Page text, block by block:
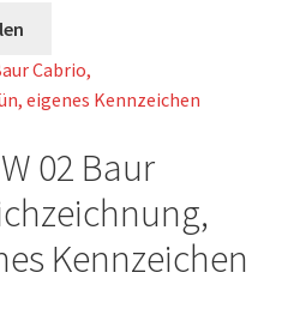
weist
mehrere
auf.
Optionen
können
02 Baur
Kennzeichen